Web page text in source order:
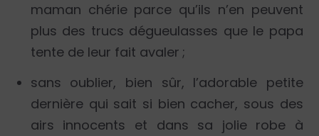
maman chérie parce qu’ils n’en peuvent
plus des trucs dégueulasses que le papa
tente de leur fait avaler ;
sans oublier, bien sûr, l’adorable petite
dernière qui sait si bien cacher, sous des
airs innocents et dans sa jolie robe à